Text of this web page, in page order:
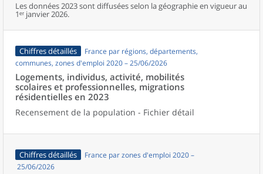
Les données 2023 sont diffusées selon la géographie en vigueur au
1ᵉʳ janvier 2026.
Chiffres détaillés
France par régions, départements,
communes, zones d'emploi 2020 – 25/06/2026
Logements, individus, activité, mobilités
scolaires et professionnelles, migrations
résidentielles en 2023
Recensement de la population - Fichier détail
Chiffres détaillés
France par zones d'emploi 2020 –
25/06/2026